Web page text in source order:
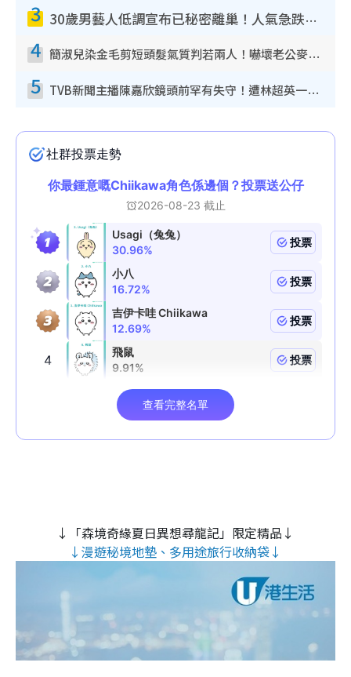
3 30歲男藝人低調宣布已秘密離巢！人氣急跌變失蹤人口︰「這幾年過得並不容易」
4 簡淑兒染金毛剪短頭髮氣質判若兩人！嚇壞老公麥大力都認唔出：「你做咩事？」
5 TVB新聞主播陳嘉欣鏡頭前罕有失守！遭林超英一句說話突襲嚇親當場大笑
↓「森境奇緣夏日異想尋龍記」限定精品↓
↓漫遊秘境地墊、多用途旅行收納袋↓